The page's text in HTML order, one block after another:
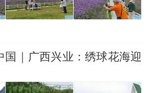
佛山一中学招聘物理教师，笔
试前13名均遭淘汰？教育局：
全部作废，公平么？
国｜广西兴业：绣球花海迎